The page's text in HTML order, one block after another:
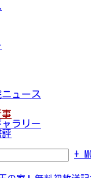
ュース
ラリー
+